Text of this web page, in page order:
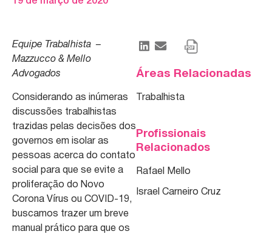
Equipe Trabalhista –
Mazzucco & Mello
Advogados
Considerando as inúmeras
discussões trabalhistas
trazidas pelas decisões dos
governos em isolar as
pessoas acerca do contato
social para que se evite a
proliferação do Novo
Corona Vírus ou COVID-19,
buscamos trazer um breve
manual prático para que os
Áreas Relacionadas
Trabalhista
Profissionais
Relacionados
Rafael Mello
Israel Carneiro Cruz